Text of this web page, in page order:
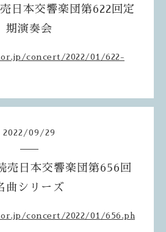
日本交響楽団第622回定
期演奏会
concert/2022/01/622-
2022 /09 /29
日本交響楽団第656回
曲シリーズ
concert/2022/01/656.ph